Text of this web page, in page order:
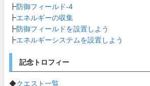
┣防御フィールド-4
┣エネルギーの収集
┣防御フィールドを設置しよう
┣エネルギーシステムを設置しよう
記念トロフィー
◆クエスト一覧